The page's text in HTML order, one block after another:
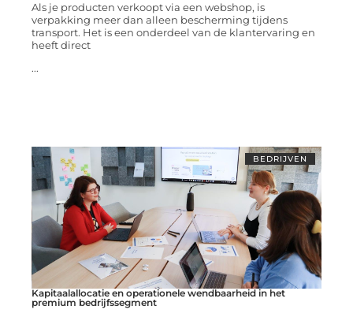
Als je producten verkoopt via een webshop, is
verpakking meer dan alleen bescherming tijdens
transport. Het is een onderdeel van de klantervaring en
heeft direct
...
BEDRIJVEN
Kapitaalallocatie en operationele wendbaarheid in het
premium bedrijfssegment